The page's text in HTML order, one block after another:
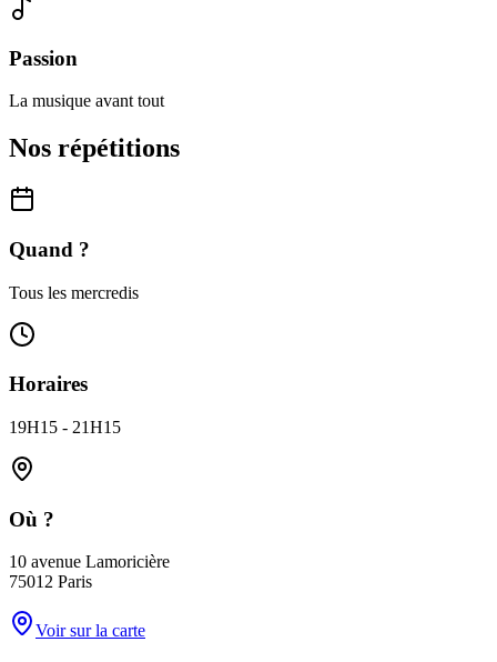
Passion
La musique avant tout
Nos répétitions
Quand ?
Tous les mercredis
Horaires
19H15 - 21H15
Où ?
10 avenue Lamoricière
75012 Paris
Voir sur la carte